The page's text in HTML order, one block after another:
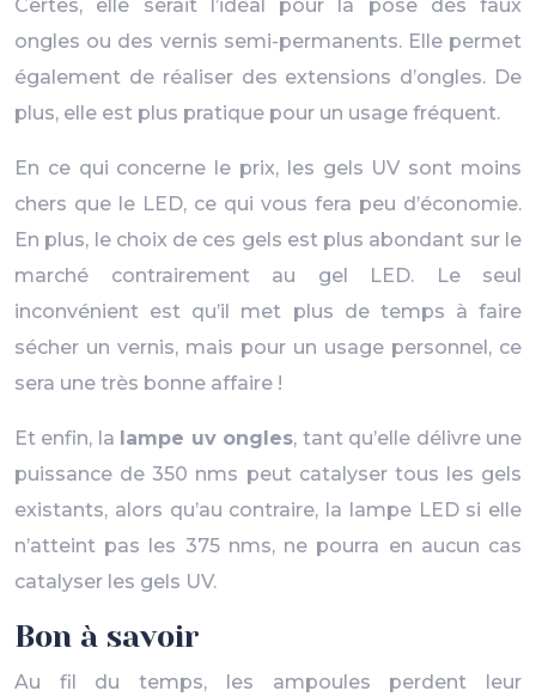
Certes, elle serait l’idéal pour la pose des faux
ongles ou des vernis semi-permanents. Elle permet
également de réaliser des extensions d’ongles. De
plus, elle est plus pratique pour un usage fréquent.
En ce qui concerne le prix, les gels UV sont moins
chers que le LED, ce qui vous fera peu d’économie.
En plus, le choix de ces gels est plus abondant sur le
marché contrairement au gel LED. Le seul
inconvénient est qu’il met plus de temps à faire
sécher un vernis, mais pour un usage personnel, ce
sera une très bonne affaire !
Et enfin, la lampe uv ongles, tant qu’elle délivre une
puissance de 350 nms peut catalyser tous les gels
existants, alors qu’au contraire, la lampe LED si elle
n’atteint pas les 375 nms, ne pourra en aucun cas
catalyser les gels UV.
Bon à savoir
Au fil du temps, les ampoules perdent leur